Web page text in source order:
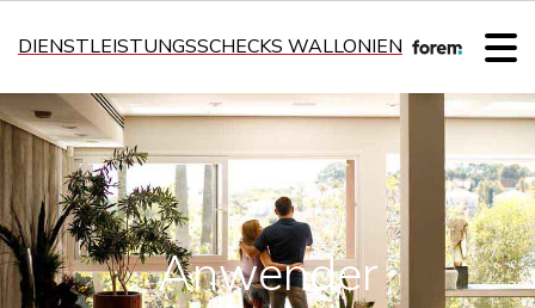
DIENSTLEISTUNGSSCHECKS WALLONIEN
Anwender